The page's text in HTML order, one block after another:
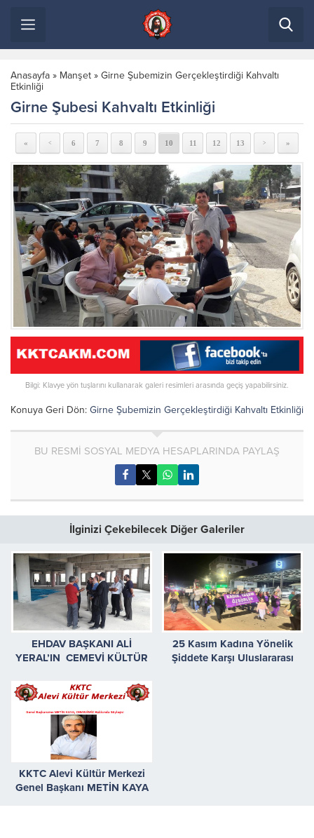
Anasayfa » Manşet » Girne Şubemizin Gerçekleştirdiği Kahvaltı
Etkinliği
Girne Şubesi Kahvaltı Etkinliği
« < 6 7 8 9 10 11 12 13 > »
Bilgi: Klavye yön tuşlarını kullanarak galeri resimleri arasında geçiş yapabilirsiniz.
Konuya Geri Dön: Girne Şubemizin Gerçekleştirdiği Kahvaltı Etkinliği
BU RESMİ SOSYAL MEDYA HESAPLARINDA PAYLAŞ
İlginizi Çekebilecek Diğer Galeriler
EHDAV BAŞKANI ALİ
YERAL’IN CEMEVİ KÜLTÜR
25 Kasım Kadına Yönelik
Şiddete Karşı Uluslararası
KKTC Alevi Kültür Merkezi
Genel Başkanı METİN KAYA